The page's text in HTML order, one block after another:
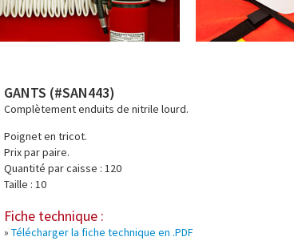
GANTS (#SAN443)
Complètement enduits de nitrile lourd.
Poignet en tricot.
Prix par paire.
Quantité par caisse : 120
Taille : 10
Fiche technique :
» Télécharger la fiche technique en .PDF